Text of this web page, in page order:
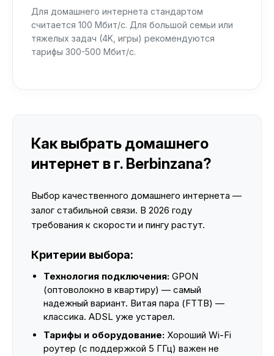
Для домашнего интернета стандартом
считается 100 Мбит/с. Для большой семьи или
тяжелых задач (4K, игры) рекомендуются
тарифы 300-500 Мбит/с.
Как выбрать домашнего
интернет в г. Berbinzana?
Выбор качественного домашнего интернета —
залог стабильной связи. В 2026 году
требования к скорости и пингу растут.
Критерии выбора:
Технология подключения: GPON
(оптоволокно в квартиру) — самый
надежный вариант. Витая пара (FTTB) —
классика. ADSL уже устарел.
Тарифы и оборудование: Хороший Wi-Fi
роутер (с поддержкой 5 ГГц) важен не